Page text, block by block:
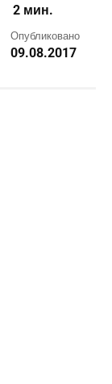
2 мин.
Опубликовано
09.08.2017